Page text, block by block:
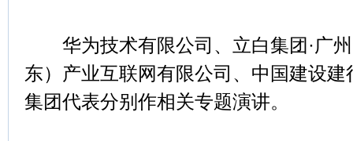
华为技术有限公司、立白集团·广州
东）产业互联网有限公司、中国建设
集团代表分别作相关专题演讲。